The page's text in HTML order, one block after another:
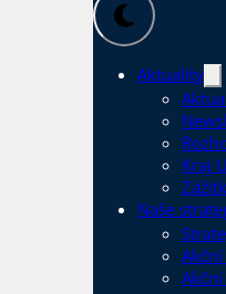
Aktuality
Kraj
Naše